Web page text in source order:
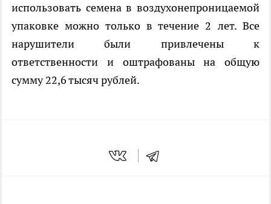
использовать семена в воздухонепроницаемой
упаковке можно только в течение 2 лет. Все
нарушители были привлечены к
ответственности и оштрафованы на общую
сумму 22,6 тысяч рублей.